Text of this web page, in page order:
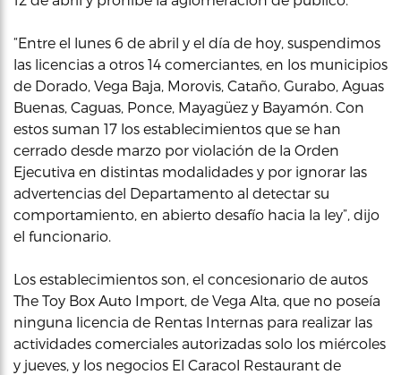
“Entre el lunes 6 de abril y el día de hoy, suspendimos
las licencias a otros 14 comerciantes, en los municipios
de Dorado, Vega Baja, Morovis, Cataño, Gurabo, Aguas
Buenas, Caguas, Ponce, Mayagüez y Bayamón. Con
estos suman 17 los establecimientos que se han
cerrado desde marzo por violación de la Orden
Ejecutiva en distintas modalidades y por ignorar las
advertencias del Departamento al detectar su
comportamiento, en abierto desafío hacia la ley”, dijo
el funcionario.
Los establecimientos son, el concesionario de autos
The Toy Box Auto Import, de Vega Alta, que no poseía
ninguna licencia de Rentas Internas para realizar las
actividades comerciales autorizadas solo los miércoles
y jueves, y los negocios El Caracol Restaurant de